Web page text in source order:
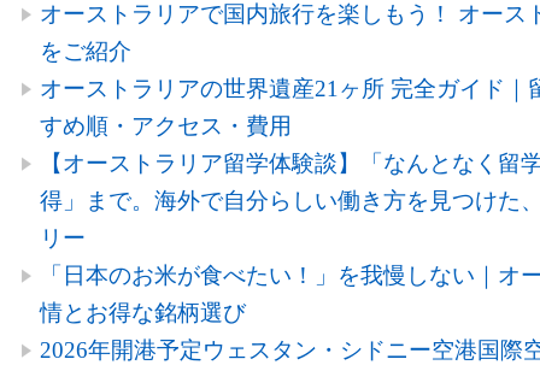
オーストラリアで国内旅行を楽しもう！ オース
をご紹介
オーストラリアの世界遺産21ヶ所 完全ガイド｜
すめ順・アクセス・費用
【オーストラリア留学体験談】「なんとなく留
得」まで。海外で自分らしい働き方を見つけた
リー
「日本のお米が食べたい！」を我慢しない｜オ
情とお得な銘柄選び
2026年開港予定ウェスタン・シドニー空港国際